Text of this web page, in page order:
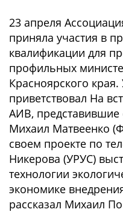
23 апреля
приняла участия в
квалификации для
профильных
Красноярского края.
приветствовал На
АИВ, представившие
Михаил Матвеенко
своем проекте по
Никерова (УРУС)
технологии
экономике
рассказал Михаил